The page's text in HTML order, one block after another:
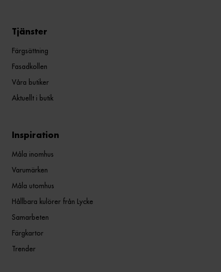
Tjänster
Färgsättning
Fasadkollen
Våra butiker
Aktuellt i butik
Inspiration
Måla inomhus
Varumärken
Måla utomhus
Hållbara kulörer från Lycke
Samarbeten
Färgkartor
Trender